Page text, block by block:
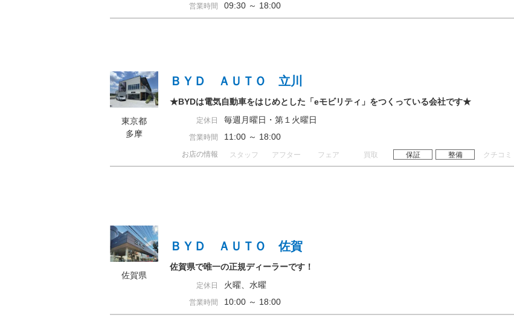
営業時間 09:30 ～ 18:00
東京都
多摩
ＢＹＤ ＡＵＴＯ 立川
★BYDは電気自動車をはじめとした「eモビリティ」をつくっている会社です★
定休日 毎週月曜日・第１火曜日
営業時間 11:00 ～ 18:00
お店の情報 スタッフ アフター フェア 買取 保証 整備 クチコミ
佐賀県
ＢＹＤ ＡＵＴＯ 佐賀
佐賀県で唯一の正規ディーラーです！
定休日 火曜、水曜
営業時間 10:00 ～ 18:00